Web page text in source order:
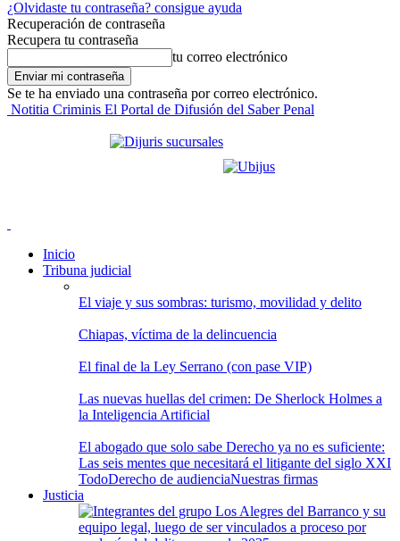
¿Olvidaste tu contraseña? consigue ayuda
Recuperación de contraseña
Recupera tu contraseña
tu correo electrónico
Se te ha enviado una contraseña por correo electrónico.
Notitia Criminis El Portal de Difusión del Saber Penal
Inicio
Tribuna judicial
El viaje y sus sombras: turismo, movilidad y delito
Chiapas, víctima de la delincuencia
El final de la Ley Serrano (con pase VIP)
Las nuevas huellas del crimen: De Sherlock Holmes a
la Inteligencia Artificial
El abogado que solo sabe Derecho ya no es suficiente:
Las seis mentes que necesitará el litigante del siglo XXI
TodoDerecho de audienciaNuestras firmas
Justicia